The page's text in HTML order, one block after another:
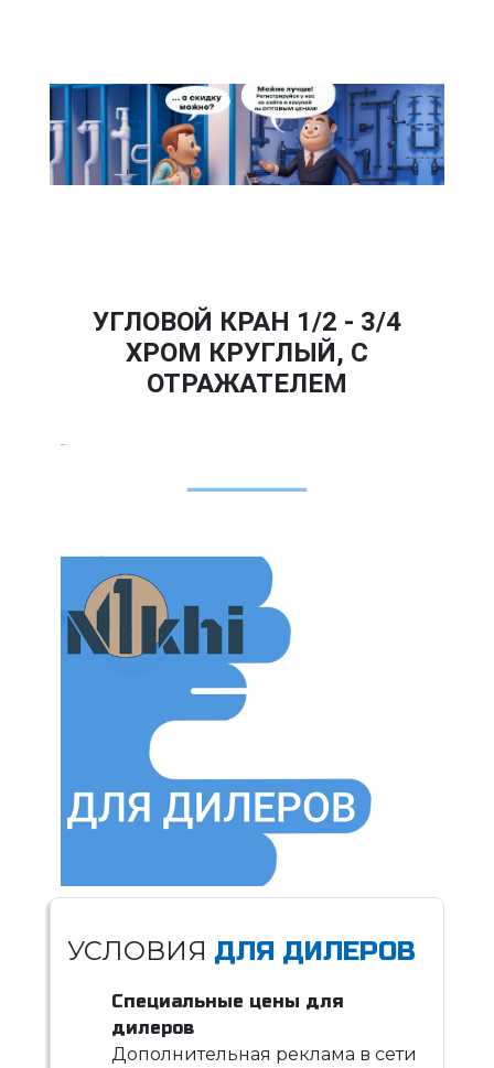
УГЛОВОЙ КРАН 1/2 - 3/4
ХРОМ КРУГЛЫЙ, С
ОТРАЖАТЕЛЕМ
УСЛОВИЯ ДЛЯ ДИЛЕРОВ
Специальные цены для
дилеров
Дополнительная реклама в сети